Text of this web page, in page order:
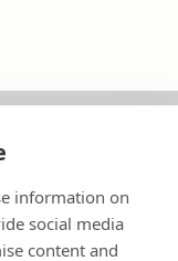
information on
social media
content and